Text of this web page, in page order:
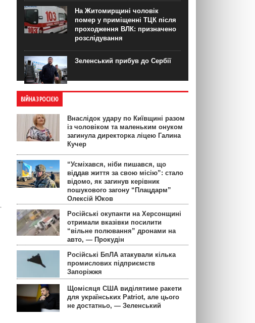
На Житомирщині чоловік
помер у приміщенні ТЦК після
проходження ВЛК: призначено
розслідування
Зеленський прибув до Сербії
ВІЙНА З РОСІЄЮ
Внаслідок удару по Київщині разом
із чоловіком та маленьким онуком
загинула директорка ліцею Галина
Кучер
“Усміхався, ніби пишався, що
віддав життя за свою місію”: стало
відомо, як загинув керівник
пошукового загону “Плацдарм”
Олексій Юков
Російські окупанти на Херсонщині
отримали вказівки посилити
“вільне полювання” дронами на
авто, — Прокудін
Російські БпЛА атакували кілька
промислових підприємств
Запоріжжя
Щомісяця США виділятиме ракети
для українських Patriot, але цього
не достатньо, — Зеленський